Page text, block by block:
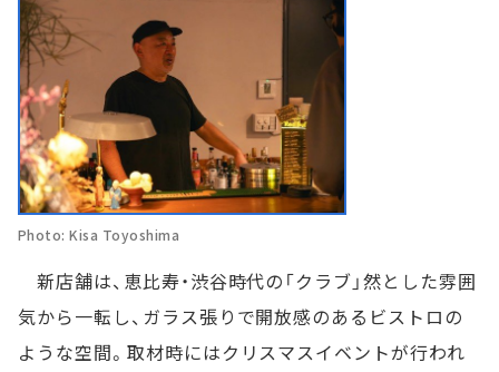
Photo: Kisa Toyoshima
新店舗は、恵比寿・渋谷時代の「クラブ」然とした雰囲
気から一転し、ガラス張りで開放感のあるビストロの
ような空間。取材時にはクリスマスイベントが行われ